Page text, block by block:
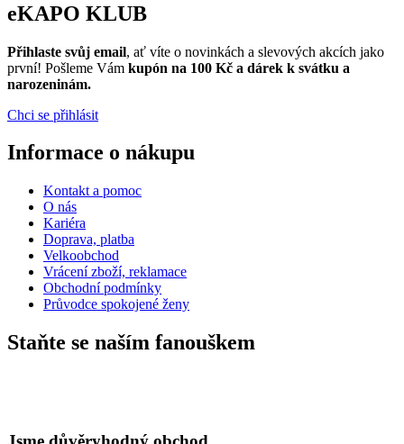
eKAPO KLUB
Přihlaste svůj email, ať víte o novinkách a slevových akcích jako
první! Pošleme Vám kupón na 100 Kč a dárek k svátku a
narozeninám.
Chci se přihlásit
Informace o nákupu
Kontakt a pomoc
O nás
Kariéra
Doprava, platba
Velkoobchod
Vrácení zboží, reklamace
Obchodní podmínky
Průvodce spokojené ženy
Staňte se naším fanouškem